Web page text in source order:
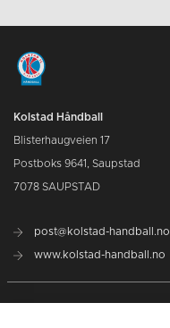
Kolstad Håndball
Blisterhaugveien 17
Postboks 9641, Saupstad
7078 SAUPSTAD
post@kolstad-handball.no
www.kolstad-handball.no